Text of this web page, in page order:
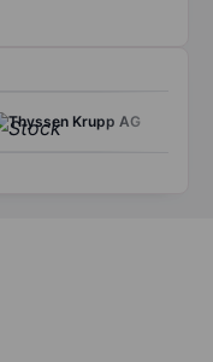
Thyssen Krupp AG